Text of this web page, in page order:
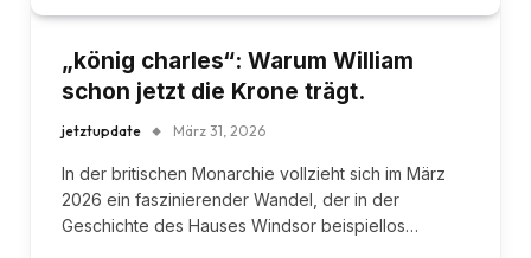
„könig charles“: Warum William
schon jetzt die Krone trägt.
jetztupdate März 31, 2026
In der britischen Monarchie vollzieht sich im März
2026 ein faszinierender Wandel, der in der
Geschichte des Hauses Windsor beispiellos…